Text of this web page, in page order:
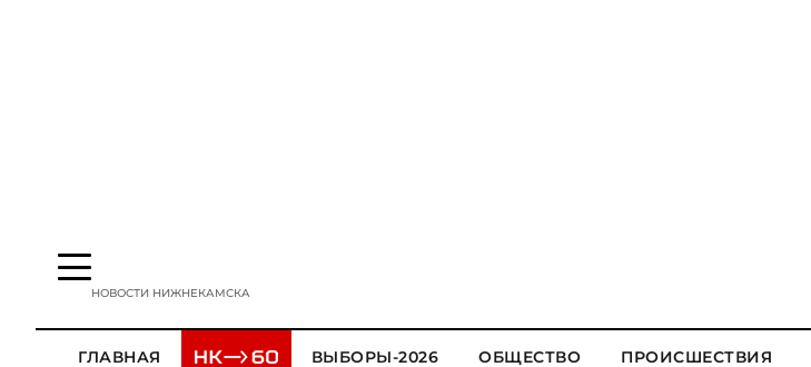
НОВОСТИ НИЖНЕКАМСКА
ГЛАВНАЯ ВЫБОРЫ-2026 ОБЩЕСТВО ПРОИСШЕСТВИЯ